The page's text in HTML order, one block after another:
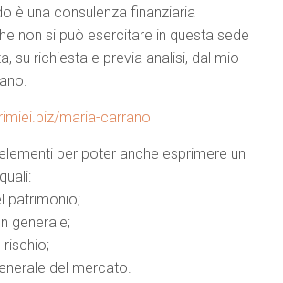
è una consulenza finanziaria
non si può esercitare in questa sede
su richiesta e previa analisi, dal mio
maria-carrano
per poter anche esprimere un
patrimonio;
generale;
del mercato.